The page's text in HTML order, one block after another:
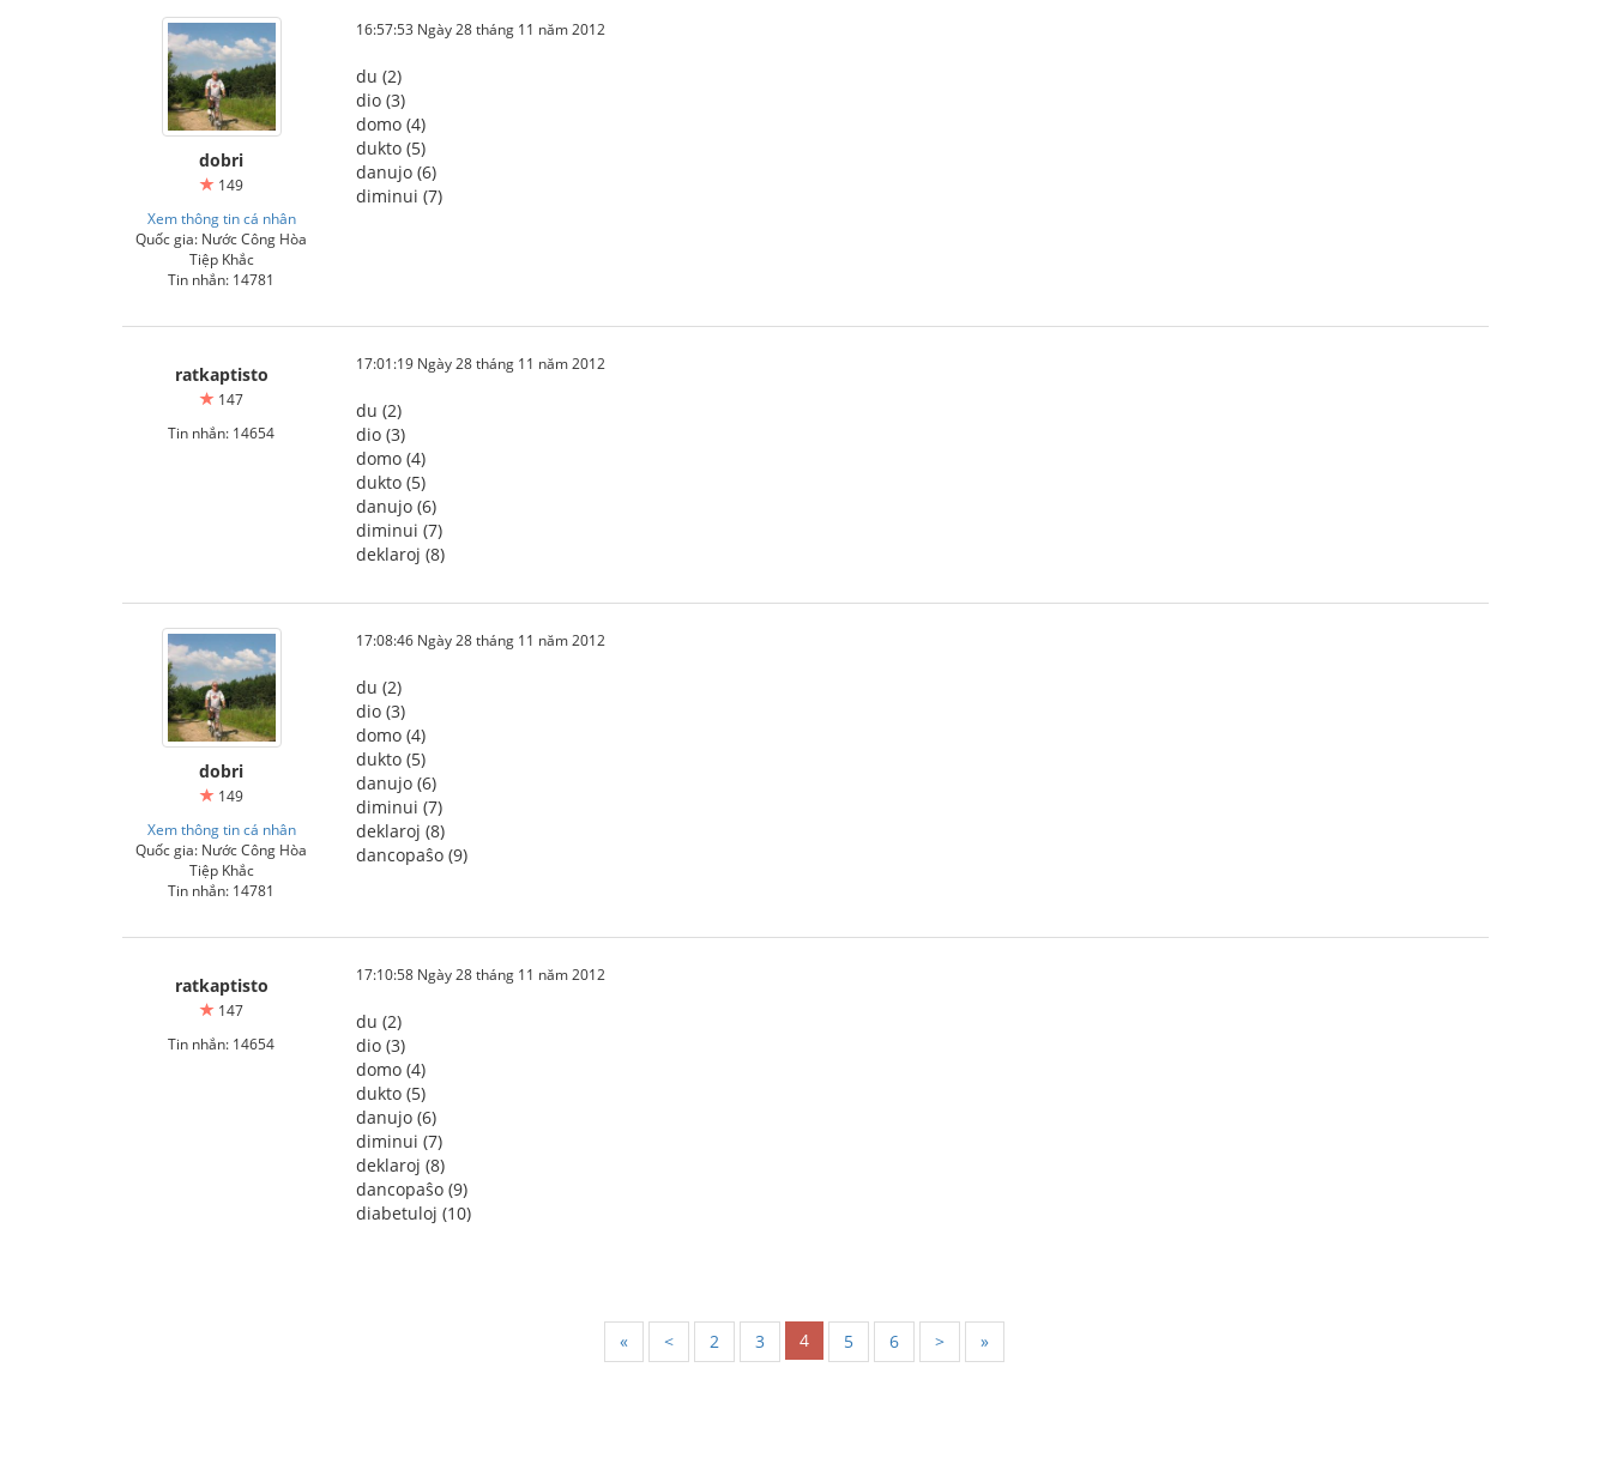
dobri
149
Xem thông tin cá nhân
Quốc gia: Nước Công Hòa
Tiệp Khắc
Tin nhắn: 14781
16:57:53 Ngày 28 tháng 11 năm 2012
du (2)
dio (3)
domo (4)
dukto (5)
danujo (6)
diminui (7)
ratkaptisto
147
Tin nhắn: 14654
17:01:19 Ngày 28 tháng 11 năm 2012
du (2)
dio (3)
domo (4)
dukto (5)
danujo (6)
diminui (7)
deklaroj (8)
dobri
149
Xem thông tin cá nhân
Quốc gia: Nước Công Hòa
Tiệp Khắc
Tin nhắn: 14781
17:08:46 Ngày 28 tháng 11 năm 2012
du (2)
dio (3)
domo (4)
dukto (5)
danujo (6)
diminui (7)
deklaroj (8)
dancopaŝo (9)
ratkaptisto
147
Tin nhắn: 14654
17:10:58 Ngày 28 tháng 11 năm 2012
du (2)
dio (3)
domo (4)
dukto (5)
danujo (6)
diminui (7)
deklaroj (8)
dancopaŝo (9)
diabetuloj (10)
« < 2 3 4 5 6 > »